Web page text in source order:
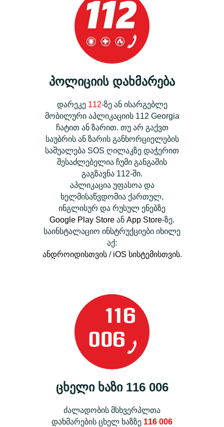
პოლიციის დახმარება
დარეკე 112-ზე ან ისარგებლე
მობილური აპლიკაციის 112 Georgia
ჩატით ან ზარით. თუ არ გაქვთ
საუბრის ან ზარის განხორციელების
საშუალება SOS ღილაკზე დაჭერით
შესაძლებელია ჩუმი განგაშის
გაგზავნა 112-ში.
აპლიკაცია უფასოა და
ხელმისაწვდომია ქართულ,
ინგლისურ და რუსულ ენებზე
Google Play Store ან App Store-ზე.
საინსტალაციო ინსტრუქციები იხილე
აქ:
ანდროიდისთვის/ iOS სისტემისთვის.
ცხელი ხაზი 116 006
ძალადობის მსხვერპლთა
დახმარების ცხელ ხაზზე 116 006